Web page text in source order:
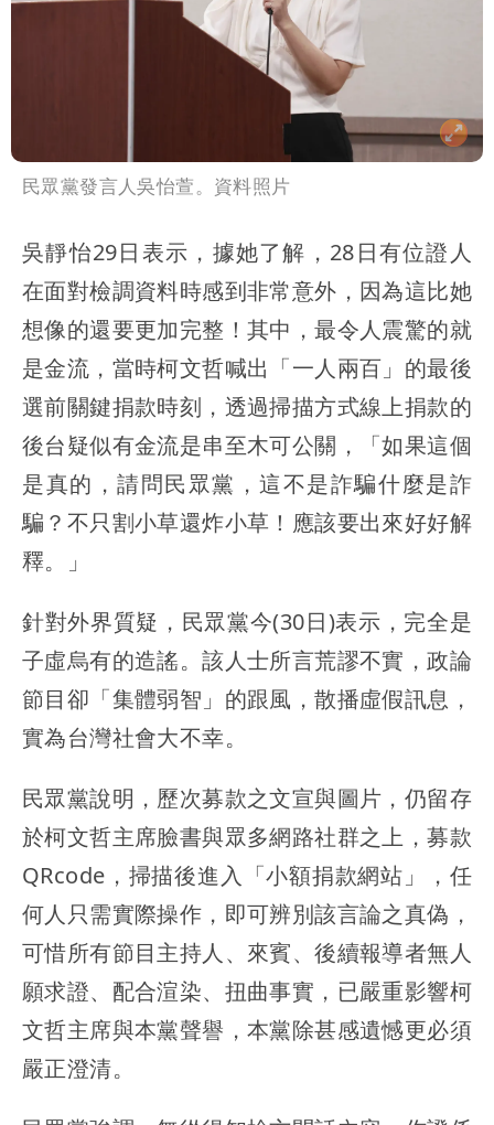
民眾黨發言人吳怡萱。資料照片
吳靜怡29日表示，據她了解，28日有位證人
在面對檢調資料時感到非常意外，因為這比她
想像的還要更加完整！其中，最令人震驚的就
是金流，當時柯文哲喊出「一人兩百」的最後
選前關鍵捐款時刻，透過掃描方式線上捐款的
後台疑似有金流是串至木可公關，「如果這個
是真的，請問民眾黨，這不是詐騙什麼是詐
騙？不只割小草還炸小草！應該要出來好好解
釋。」
針對外界質疑，民眾黨今(30日)表示，完全是
子虛烏有的造謠。該人士所言荒謬不實，政論
節目卻「集體弱智」的跟風，散播虛假訊息，
實為台灣社會大不幸。
民眾黨說明，歷次募款之文宣與圖片，仍留存
於柯文哲主席臉書與眾多網路社群之上，募款
QRcode，掃描後進入「小額捐款網站」，任
何人只需實際操作，即可辨別該言論之真偽，
可惜所有節目主持人、來賓、後續報導者無人
願求證、配合渲染、扭曲事實，已嚴重影響柯
文哲主席與本黨聲譽，本黨除甚感遺憾更必須
嚴正澄清。